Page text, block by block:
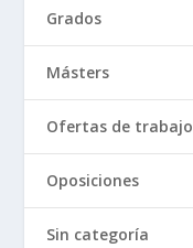
Grados
Másters
Ofertas de trabajo
Oposiciones
Sin categoría